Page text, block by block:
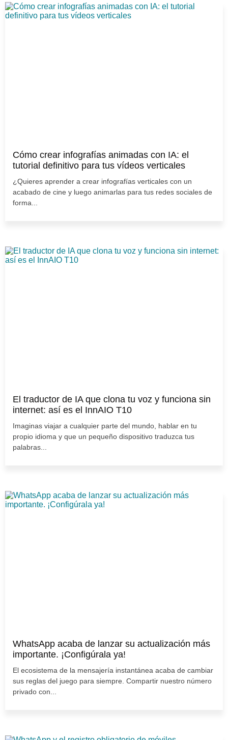
Cómo crear infografías animadas con IA: el
tutorial definitivo para tus vídeos verticales
¿Quieres aprender a crear infografías verticales con un
acabado de cine y luego animarlas para tus redes sociales de
forma...
El traductor de IA que clona tu voz y funciona sin
internet: así es el InnAIO T10
Imaginas viajar a cualquier parte del mundo, hablar en tu
propio idioma y que un pequeño dispositivo traduzca tus
palabras...
WhatsApp acaba de lanzar su actualización más
importante. ¡Configúrala ya!
El ecosistema de la mensajería instantánea acaba de cambiar
sus reglas del juego para siempre. Compartir nuestro número
privado con...